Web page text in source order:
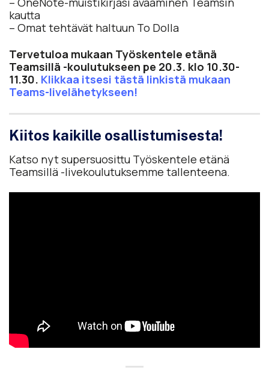
kautta
– Omat tehtävät haltuun To Dolla
Tervetuloa mukaan Työskentele etänä
Teamsillä -koulutukseen pe 20.3. klo 10.30-
11.30. Klikkaa itsesi tästä linkistä mukaan
Teams-livelähetykseen!
Kiitos kaikille osallistumisesta!
Katso nyt supersuosittu Työskentele etänä
Teamsillä -livekoulutuksemme tallenteena.